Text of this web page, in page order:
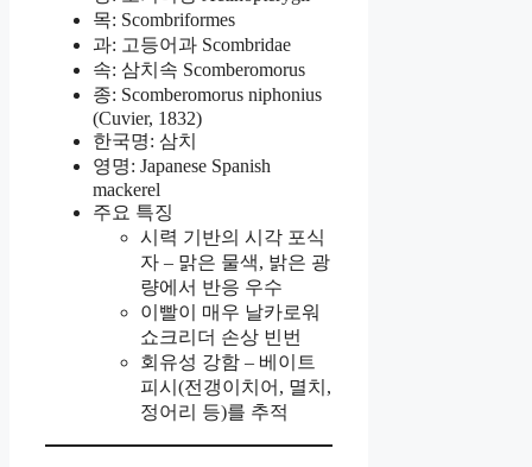
목: Scombriformes
과: 고등어과 Scombridae
속: 삼치속 Scomberomorus
종: Scomberomorus niphonius
(Cuvier, 1832)
한국명: 삼치
영명: Japanese Spanish
mackerel
주요 특징
시력 기반의 시각 포식
자 – 맑은 물색, 밝은 광
량에서 반응 우수
이빨이 매우 날카로워
쇼크리더 손상 빈번
회유성 강함 – 베이트
피시(전갱이치어, 멸치,
정어리 등)를 추적